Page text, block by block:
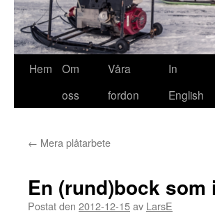
Hem
Om
oss
Våra
fordon
In
English
← Mera plåtarbete
En (rund)bock
Postat den 2012-12-15av LarsE